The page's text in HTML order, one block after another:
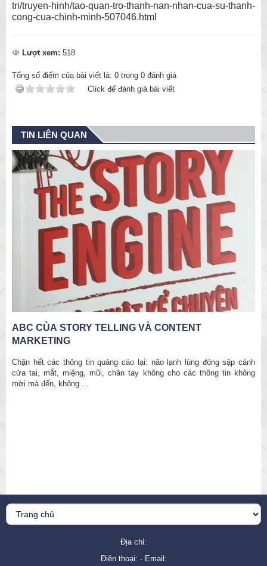
tri/truyen-hinh/tao-quan-tro-thanh-nan-nhan-cua-su-thanh-
cong-cua-chinh-minh-507046.html
Lượt xem: 518
Tổng số điểm của bài viết là: 0 trong 0 đánh giá
Click để đánh giá bài viết
TIN LIÊN QUAN
WHEN LUXURY MEETS ART : NGHỆ THUẬT ĐẨY LÙI
GIỚI HẠN
Những chiếc đồng hồ nhỏ cần tới cả ngàn giờ chế tác, những hạt bụi
hiếm đến từ một hành tinh xa xôi, những chiếc túi xách làm từ những
bộ da tuyệt ...
Địa chỉ:
Điên thoại: - Email: